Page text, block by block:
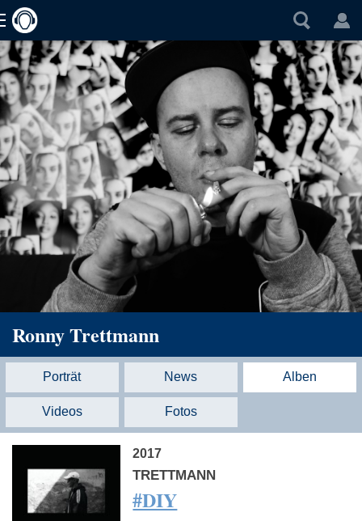
Ronny Trettmann
Porträt News Alben
Videos Fotos
2017
TRETTMANN
#DIY